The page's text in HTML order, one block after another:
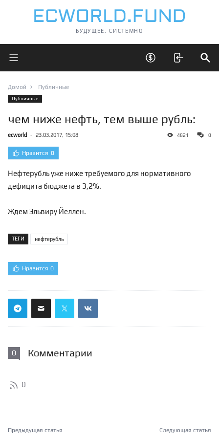
БУДУЩЕЕ. СИСТЕМНО
Открыть главное меню Открыть скрытые
Домой Публичные
Публичные
чем ниже нефть, тем выше рубль:
ecworld - 23.03.2017, 15:08 4821 0
Нравится 0
Нефтерубль уже ниже требуемого для нормативного
дефицита бюджета в 3,2%.
Ждем Эльвиру Йеллен.
ТЕГИ нефтерубль
Нравится 0
0 Комментарии
0
Предыдущая статья Следующая статья